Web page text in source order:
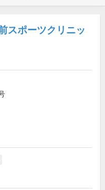
スポーツクリニッ